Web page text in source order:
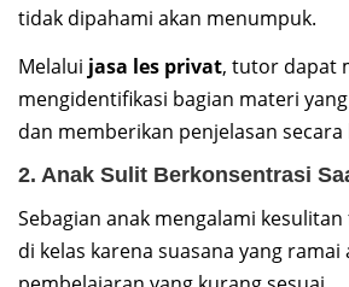
tidak dipahami akan menumpuk.
Melalui jasa les privat, tutor dapat
mengidentifikasi bagian materi
dan memberikan penjelasan
2. Anak Sulit Berkonsentrasi
Sebagian anak mengalami
di kelas karena suasana yang